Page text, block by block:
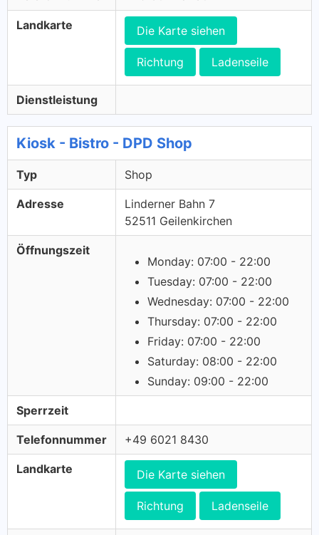
Landkarte Die Karte siehen
Richtung Ladenseile
Dienstleistung
Kiosk - Bistro - DPD Shop
Typ Shop
Adresse
Linderner Bahn 7
52511 Geilenkirchen
Öffnungszeit
Monday: 07:00 - 22:00
Tuesday: 07:00 - 22:00
Wednesday: 07:00 - 22:00
Thursday: 07:00 - 22:00
Friday: 07:00 - 22:00
Saturday: 08:00 - 22:00
Sunday: 09:00 - 22:00
Sperrzeit
Telefonnummer +49 6021 8430
Landkarte Die Karte siehen
Richtung Ladenseile